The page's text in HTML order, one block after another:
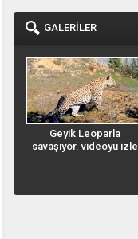
GALERİLER
Geyik Leoparla
savaşıyor. videoyu izle